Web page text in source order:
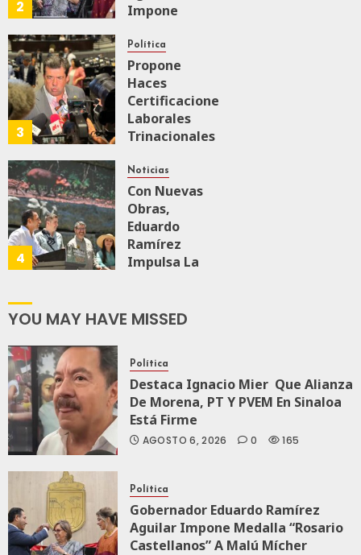
2
Impone
“Rosario
Castellanos”
A
Malú Mícher
AGOSTO 6, 2026
3
Política
Propone
Haces
Certificaciones
Laborales
Trinacionales
A México Para
Nueva
Economía
AGOSTO 5, 2026
0
74
4
Noticias
Con Nuevas
Obras,
Eduardo
Ramírez
Impulsa La
ZooMAT
YOU MAY HAVE MISSED
Política
Destaca Ignacio Mier Que Alianza
De Morena, PT Y PVEM En Sinaloa
Está Firme
AGOSTO 6, 2026 0 165
Política
Gobernador Eduardo Ramírez
Aguilar Impone Medalla “Rosario
Castellanos” A Malú Mícher